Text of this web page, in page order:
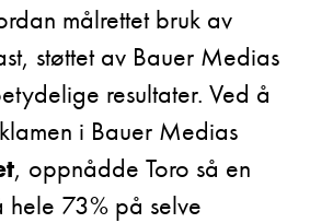
målrettet bruk av
støttet av Bauer Medias
resultater. Ved å
i Bauer Medias
, oppnådde Toro så en
hele 73% på selve